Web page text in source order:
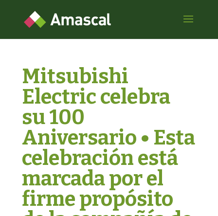
Mitsubishi
Electric celebra
su 100
Aniversario • Esta
celebración está
marcada por el
firme propósito